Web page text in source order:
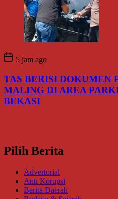
5 jam ago
TAS BERISI DOKUMEN
MALING DI AREA
BEKASI
Pilih Berita
Advertorial
Anti Korupsi
Berita Daerah